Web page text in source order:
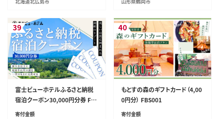
39
富士ビューホテルふるさと納税
宿泊クーポン30,000円分券 FAY
004
寄付金額
40
もとすの森のギフトカード（4,00
0円分） FBS001
寄付金額